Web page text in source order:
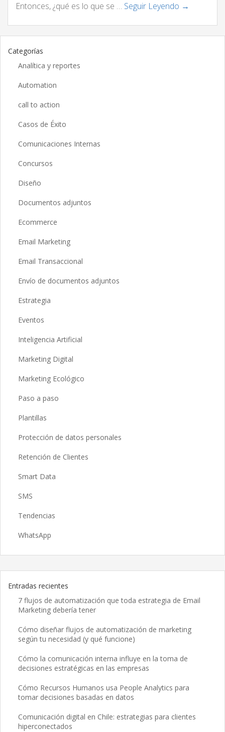
Entonces, ¿qué es lo que se … Seguir Leyendo →
Categorías
Analítica y reportes
Automation
call to action
Casos de Éxito
Comunicaciones Internas
Concursos
Diseño
Documentos adjuntos
Ecommerce
Email Marketing
Email Transaccional
Envío de documentos adjuntos
Estrategia
Eventos
Inteligencia Artificial
Marketing Digital
Marketing Ecológico
Paso a paso
Plantillas
Protección de datos personales
Retención de Clientes
Smart Data
SMS
Tendencias
WhatsApp
Entradas recientes
7 flujos de automatización que toda estrategia de Email
Marketing debería tener
Cómo diseñar flujos de automatización de marketing
según tu necesidad (y qué funcione)
Cómo la comunicación interna influye en la toma de
decisiones estratégicas en las empresas
Cómo Recursos Humanos usa People Analytics para
tomar decisiones basadas en datos
Comunicación digital en Chile: estrategias para clientes
hiperconectados